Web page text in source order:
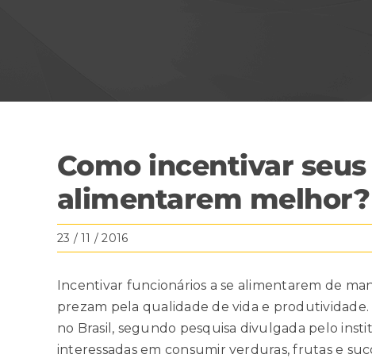
Como incentivar
alimentarem
23 / 11 / 2016
Incentivar funcionários a se alimentarem de
prezam pela qualidade de vida e
no Brasil, segundo pesquisa divulgada pelo
interessadas em consumir verduras, frutas e